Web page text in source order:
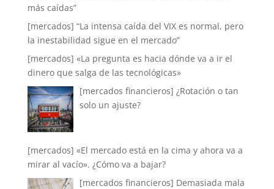
más caídas”
[mercados] “La intensa caída del VIX es normal, pero
la inestabilidad sigue en el mercado”
[mercados] «La pregunta es hacia dónde va a ir el
dinero que salga de las tecnológicas»
[mercados financieros] ¿Rotación o tan
solo un ajuste?
[mercados] «El mercado está en la cima y ahora va a
mirar al vacío». ¿Cómo va a bajar?
[mercados financieros] Demasiada mala